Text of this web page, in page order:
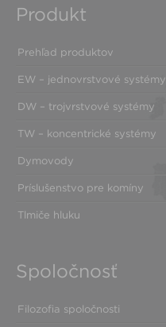
Produkt
Prehľad produktov
EW – jednovrstvové systémy
DW – trojvrstvové systémy
TW – koncentrické systémy
Dymovody
Príslušenstvo pre komíny
Tlmiče hluku
Spoločnosť
Filozofia spoločnosti